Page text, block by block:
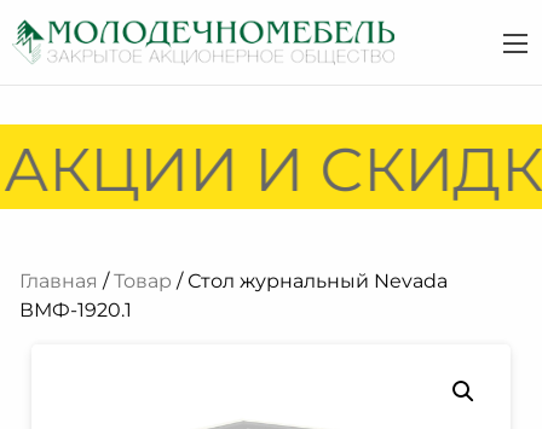
И
Главная /Товар / Стол журнальный Nevada
ВМФ-1920.1